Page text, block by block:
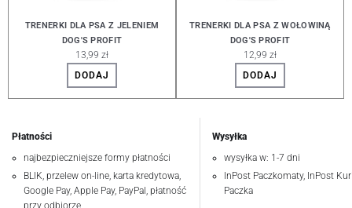
TRENERKI DLA PSA Z JELENIEM
DOG'S PROFIT
13,99 zł
DODAJ
TRENERKI DLA PSA Z WOŁOWINĄ
DOG'S PROFIT
12,99 zł
DODAJ
Płatności
najbezpieczniejsze formy płatności
BLIK, przelew on-line, karta kredytowa,
Google Pay, Apple Pay, PayPal, płatność
przy odbiorze
Wysyłka
wysyłka w: 1-7 dni
InPost Paczkomaty, InPost
Paczka